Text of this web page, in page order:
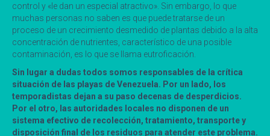
control y «le dan un especial atractivo». Sin embargo, lo que
muchas personas no saben es que puede tratarse de un
proceso de un crecimiento desmedido de plantas debido a la alta
concentración de nutrientes, característico de una posible
contaminación, es lo que se llama eutroficación.
Sin lugar a dudas todos somos responsables de la crítica
situación de las playas de Venezuela. Por un lado, los
temporadistas dejan a su paso decenas de desperdicios.
Por el otro, las autoridades locales no disponen de un
sistema efectivo de recolección, tratamiento, transporte y
disposición final de los residuos para atender este problema.